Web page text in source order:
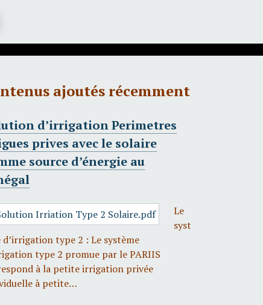
ajoutés récemment
d’irrigation Perimetres
prives avec le solaire
source d’énergie au
Le
syst
d’irrigation type 2 : Le système
type 2 promue par le PARIIS
à la petite irrigation privée
à petite…